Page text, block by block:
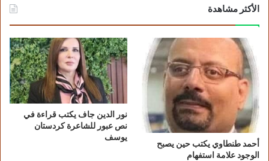
الأكثر مشاهدة
أحمد طنطاوي يكتب حين يصبح
الوجود علامة استفهام
نور الدين جاف يكتب قراءة في
نص عبور للشاعرة كردستان
يوسف